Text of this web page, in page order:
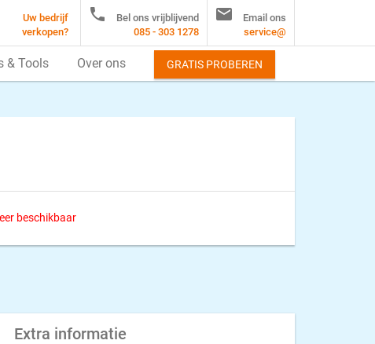
beschikbaar
Extra informatie
Uw bedrijf
verkopen?

Bel ons vrijblijvend
085 - 303 1278

Email ons
service@
& Tools Over ons GRATIS PROBEREN